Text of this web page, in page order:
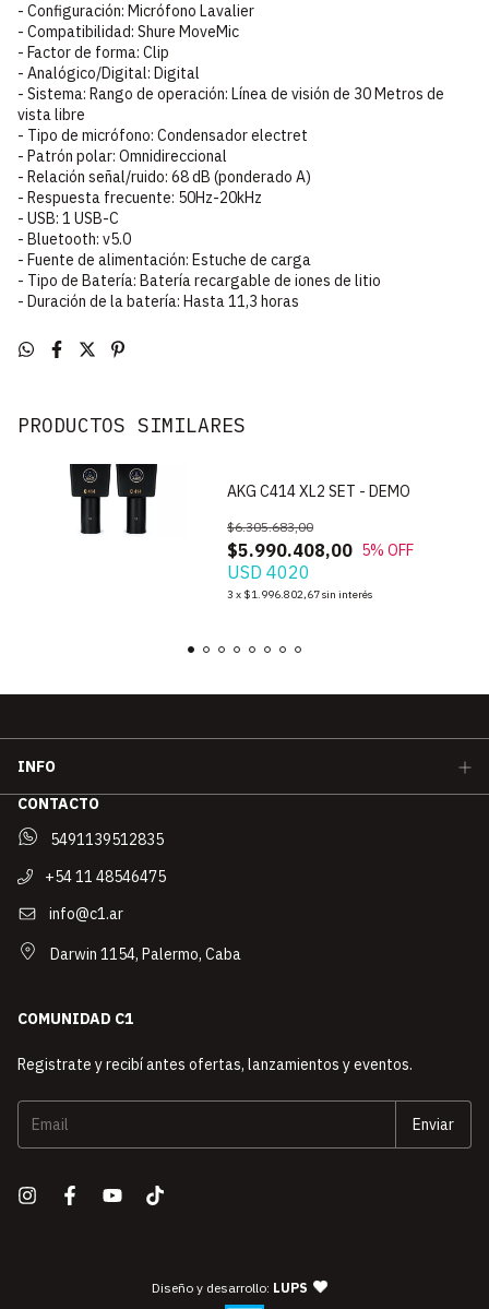
- Configuración: Micrófono Lavalier
- Compatibilidad: Shure MoveMic
- Factor de forma: Clip
- Analógico/Digital: Digital
- Sistema: Rango de operación: Línea de visión de 30 Metros de
vista libre
- Tipo de micrófono: Condensador electret
- Patrón polar: Omnidireccional
- Relación señal/ruido: 68 dB (ponderado A)
- Respuesta frecuente: 50Hz-20kHz
- USB: 1 USB-C
- Bluetooth: v5.0
- Fuente de alimentación: Estuche de carga
- Tipo de Batería: Batería recargable de iones de litio
- Duración de la batería: Hasta 11,3 horas
PRODUCTOS SIMILARES
AKG C414 XL2 SET - DEMO
$5.990.408,00
$6.305.683,00
5% OFF
USD 4020
3 x $1.996.802,67sin interés
INFO
CONTACTO
5491139512835
+54 11 48546475
info@c1.ar
Darwin 1154, Palermo, Caba
COMUNIDAD C1
Registrate y recibí antes ofertas, lanzamientos y eventos.
Diseño y desarrollo: LUPS — agencia de diseño y